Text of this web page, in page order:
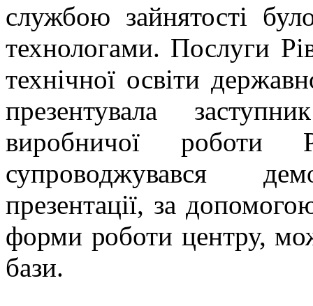
службою зайнятості
технологами. Послуги
технічної освіти
презентувала
виробничої роботи
супроводжувався
презентації, за
форми роботи центру,
бази.